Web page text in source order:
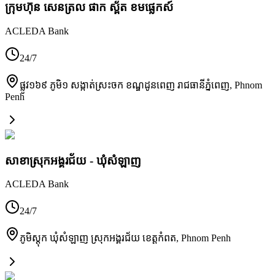
ក្រុមហ៊ុន សេនត្រល ផាក ស្ព័ត ខមផ្លេកស៍
ACLEDA Bank
24/7
ផ្លូវ១៦៩ ភូមិ១ សង្កាត់ស្រះចក ខណ្ឌដូនពេញ រាជធានីភ្នំពេញ, Phnom
Penh
សាខាស្រុកអង្គរជ័យ - ឃុំសំឡាញ
ACLEDA Bank
24/7
ភូមិស្តុក ឃុំសំឡាញ ស្រុកអង្គរជ័យ ខេត្តកំពត, Phnom Penh